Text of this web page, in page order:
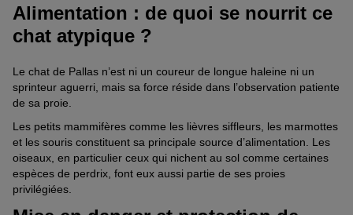
Alimentation : de quoi se nourrit ce
chat atypique ?
Le chat de Pallas n’est ni un coureur de longue haleine ni un
sprinteur aguerri, mais sa force réside dans l’observation patiente
de sa proie.
Les petits mammifères comme les lièvres siffleurs, les marmottes
et les souris constituent sa principale source d’alimentation. Les
oiseaux, en particulier ceux qui nichent au sol comme certaines
espèces de perdrix, font eux aussi partie de ses proies
privilégiées.